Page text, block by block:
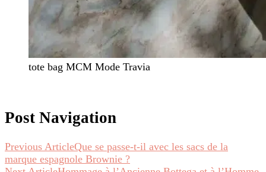
tote bag MCM Mode Travia
Post Navigation
Previous ArticleQue se passe-t-il avec les sacs de la
marque espagnole Brownie ?